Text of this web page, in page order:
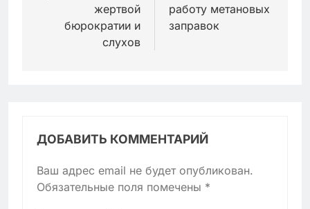
жертвой
бюрократии и
слухов
работу метановых
заправок
ДОБАВИТЬ КОММЕНТАРИЙ
Ваш адрес email не будет опубликован.
Обязательные поля помечены *